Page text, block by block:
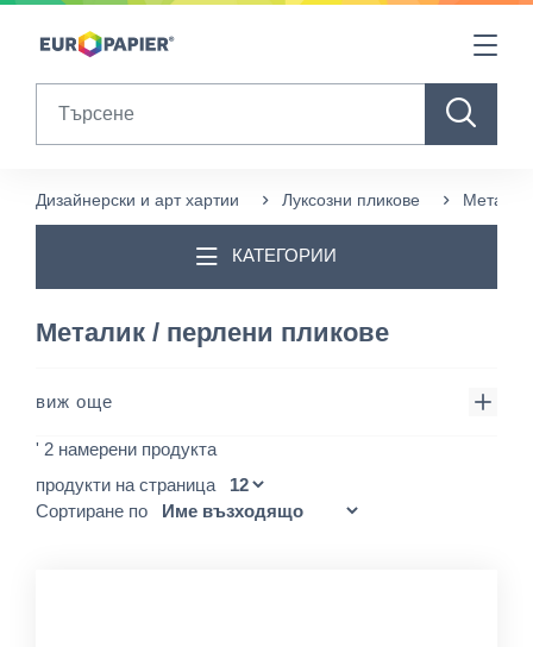
Table Of Content
Дизайнерски и арт хартии Луксозни пликове
КАТЕГОРИИ
Металик / перлени пликове
виж още
' 2 намерени продукта
продукти на страница
Сортиране по